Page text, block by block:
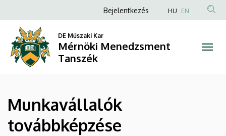
Munkavállalók
továbbképzése
Mérnöki
Menedzsment
Tanszék
a
tartalomra
Anonim
fiók
menüje
Bejelentkezés HU EN
DE Műszaki Kar
Mérnöki Menedzsment
Tanszék
Munkavállalók
továbbképzése